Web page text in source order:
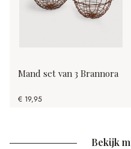
Mand set van 3 Brannora
€ 19,95
Bekijk